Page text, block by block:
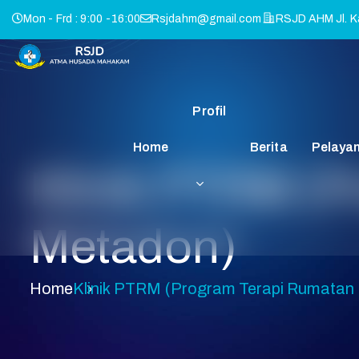
Mon - Frd : 9:00 -16:00 Rsjdahm@gmail.com RSJD AHM Jl.
Home
Profil
Berita
Klinik PTRM
Metadon)
HomeKlinik PTRM (Program Terapi